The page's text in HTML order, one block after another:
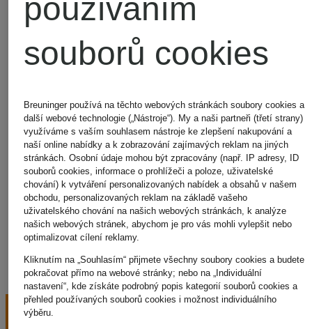
KENNEL & SCHMENGER
LUISA CERANO
MARC CAIN
monari
paul green
RAFFAELLO ROSSI
RIANI
RINO & PELLE
SKIMS
someday
STONE ISLAND
Vera Mont
WELLENSTEYN
White Label
používáním
souborů cookies
Breuninger používá na těchto webových stránkách soubory cookies a
další webové technologie („Nástroje“). My a naši partneři (třetí strany)
využíváme s vaším souhlasem nástroje ke zlepšení nakupování a
naší online nabídky a k zobrazování zajímavých reklam na jiných
stránkách. Osobní údaje mohou být zpracovány (např. IP adresy, ID
souborů cookies, informace o prohlížeči a poloze, uživatelské
chování) k vytváření personalizovaných nabídek a obsahů v našem
obchodu, personalizovaných reklam na základě vašeho
uživatelského chování na našich webových stránkách, k analýze
našich webových stránek, abychom je pro vás mohli vylepšit nebo
optimalizovat cílení reklamy.
Kliknutím na „Souhlasím“ přijmete všechny soubory cookies a budete
pokračovat přímo na webové stránky; nebo na „Individuální
nastavení“, kde získáte podrobný popis kategorií souborů cookies a
přehled používaných souborů cookies i možnost individuálního
výběru.